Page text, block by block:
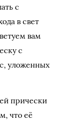
с
в свет
вам
с
уложенных
прически
что её